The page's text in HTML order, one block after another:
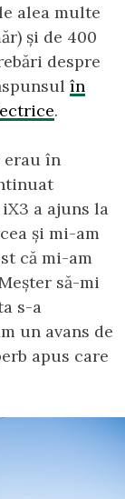
alea multe
și de 400
despre
în
.
erau în
a ajuns la
și mi-am
că mi-am
să-mi
s-a
un avans de
apus care